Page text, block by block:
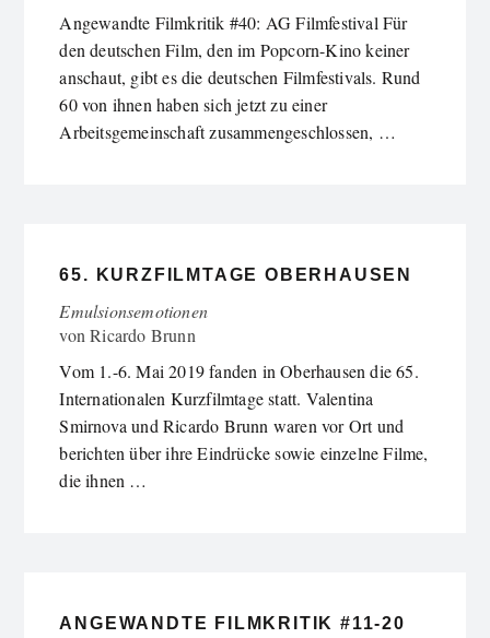
Angewandte Filmkritik #40: AG Filmfestival Für
den deutschen Film, den im Popcorn-Kino keiner
anschaut, gibt es die deutschen Filmfestivals. Rund
60 von ihnen haben sich jetzt zu einer
Arbeitsgemeinschaft zusammengeschlossen, …
65. KURZFILMTAGE OBERHAUSEN
Emulsionsemotionen
vonRicardo Brunn
Vom 1.-6. Mai 2019 fanden in Oberhausen die 65.
Internationalen Kurzfilmtage statt. Valentina
Smirnova und Ricardo Brunn waren vor Ort und
berichten über ihre Eindrücke sowie einzelne Filme,
die ihnen …
ANGEWANDTE FILMKRITIK #11-20